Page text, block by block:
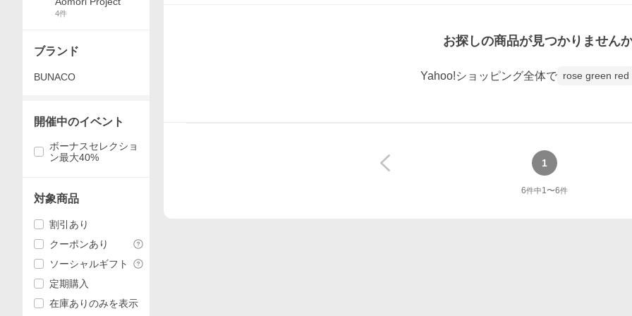
お探しの商品が見つかりません
Yahoo!ショッピング全体で rose green red
1
6件中1〜6件
4件
ブランド
BUNACO
開催中のイベント
ボーナスセレクショ
ン最大40%
対象商品
割引あり
クーポンあり
ソーシャルギフト
定期購入
在庫ありのみを表示